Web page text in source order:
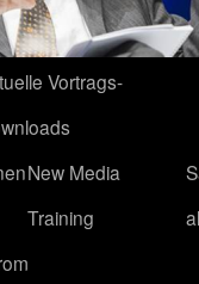
Vortrags-
New Media
Training